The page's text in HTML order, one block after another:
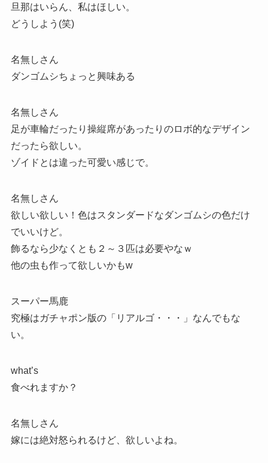
旦那はいらん、私はほしい。
どうしよう(笑)
名無しさん
ダンゴムシちょっと興味ある
名無しさん
足が車輪だったり操縦席があったりのロボ的なデザイン
だったら欲しい。
ゾイドとは違った可愛い感じで。
名無しさん
欲しい欲しい！色はスタンダードなダンゴムシの色だけ
でいいけど。
飾るなら少なくとも２～３匹は必要やなｗ
他の虫も作って欲しいかもw
スーパー馬鹿
究極はガチャポン版の「リアルゴ・・・」なんでもな
い。
what’s
食べれますか？
名無しさん
嫁には絶対怒られるけど、欲しいよね。